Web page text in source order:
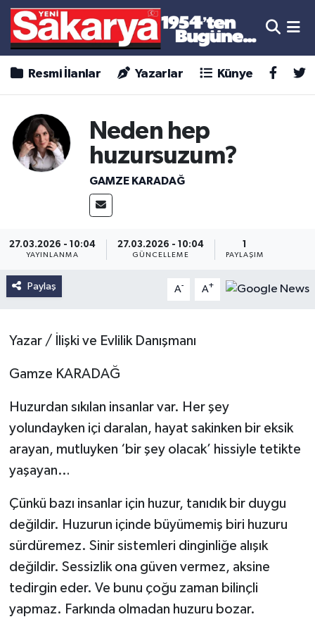
Resmi İlanlar Yazarlar Künye
Neden hep
huzursuzum?
GAMZE KARADAĞ
27.03.2026 - 10:04
YAYINLANMA
27.03.2026 - 10:04
GÜNCELLEME
1
PAYLAŞIM
Paylaş A- A+
Yazar / İlişki ve Evlilik Danışmanı
Gamze KARADAĞ
Huzurdan sıkılan insanlar var. Her şey
yolundayken içi daralan, hayat sakinken bir eksik
arayan, mutluyken ‘bir şey olacak’ hissiyle tetikte
yaşayan…
Çünkü bazı insanlar için huzur, tanıdık bir duygu
değildir. Huzurun içinde büyümemiş biri huzuru
sürdüremez. Sinir sistemleri dinginliğe alışık
değildir. Sessizlik ona güven vermez, aksine
tedirgin eder. Ve bunu çoğu zaman bilinçli
yapmaz. Farkında olmadan huzuru bozar.